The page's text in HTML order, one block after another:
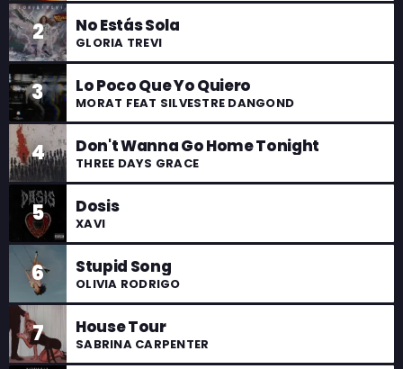
2 No Estás Sola
GLORIA TREVI
3 Lo Poco Que Yo Quiero
MORAT FEAT SILVESTRE DANGOND
4 Don't Wanna Go Home Tonight
THREE DAYS GRACE
5 Dosis
XAVI
6 Stupid Song
OLIVIA RODRIGO
7 House Tour
SABRINA CARPENTER